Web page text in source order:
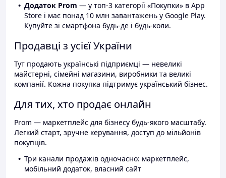
Додаток Prom — у топ-3 категорії «Покупки» в App
Store і має понад 10 млн завантажень у Google Play.
Купуйте зі смартфона будь-де і будь-коли.
Продавці з усієї України
Тут продають українські підприємці — невеликі
майстерні, сімейні магазини, виробники та великі
компанії. Кожна покупка підтримує український бізнес.
Для тих, хто продає онлайн
Prom — маркетплейс для бізнесу будь-якого масштабу.
Легкий старт, зручне керування, доступ до мільйонів
покупців.
Три канали продажів одночасно: маркетплейс,
мобільний додаток, власний сайт